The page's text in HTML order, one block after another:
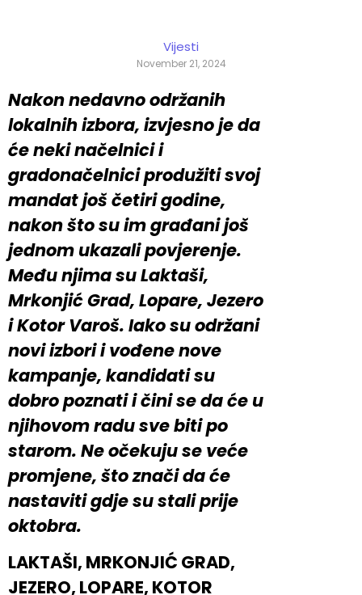
Vijesti
November 21, 2024
Nakon nedavno održanih
lokalnih izbora, izvjesno je da
će neki načelnici i
gradonačelnici produžiti svoj
mandat još četiri godine,
nakon što su im građani još
jednom ukazali povjerenje.
Među njima su Laktaši,
Mrkonjić Grad, Lopare, Jezero
i Kotor Varoš. Iako su održani
novi izbori i vođene nove
kampanje, kandidati su
dobro poznati i čini se da će u
njihovom radu sve biti po
starom. Ne očekuju se veće
promjene, što znači da će
nastaviti gdje su stali prije
oktobra.
LAKTAŠI, MRKONJIĆ GRAD,
JEZERO, LOPARE, KOTOR